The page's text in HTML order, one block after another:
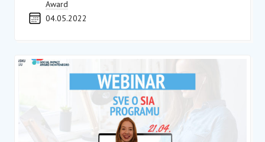
Award
04.05.2022